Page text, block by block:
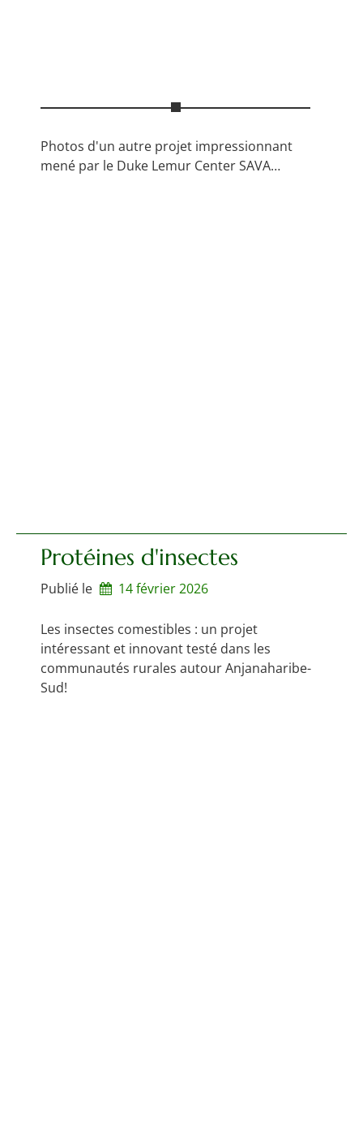
Photos d'un autre projet impressionnant
mené par le Duke Lemur Center SAVA…
Protéines d'insectes
Publié le 14 février 2026
Les insectes comestibles : un projet
intéressant et innovant testé dans les
communautés rurales autour Anjanaharibe-
Sud!